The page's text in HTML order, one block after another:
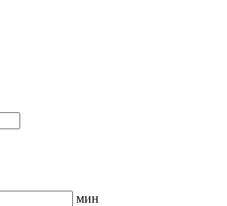
мин